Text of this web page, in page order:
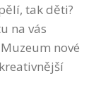
tak děti?
na vás
nové